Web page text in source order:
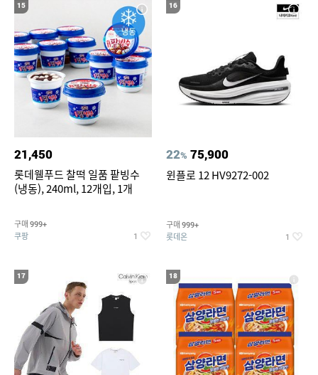
15
21,450
롯데웰푸드 찰떡 일품 팥빙수
(냉동), 240ml, 12개입, 1개
구매 999+
쿠팡 1
16
22% 75,900
윈플로 12 HV9272-002
구매 999+
롯데온 1
17 18